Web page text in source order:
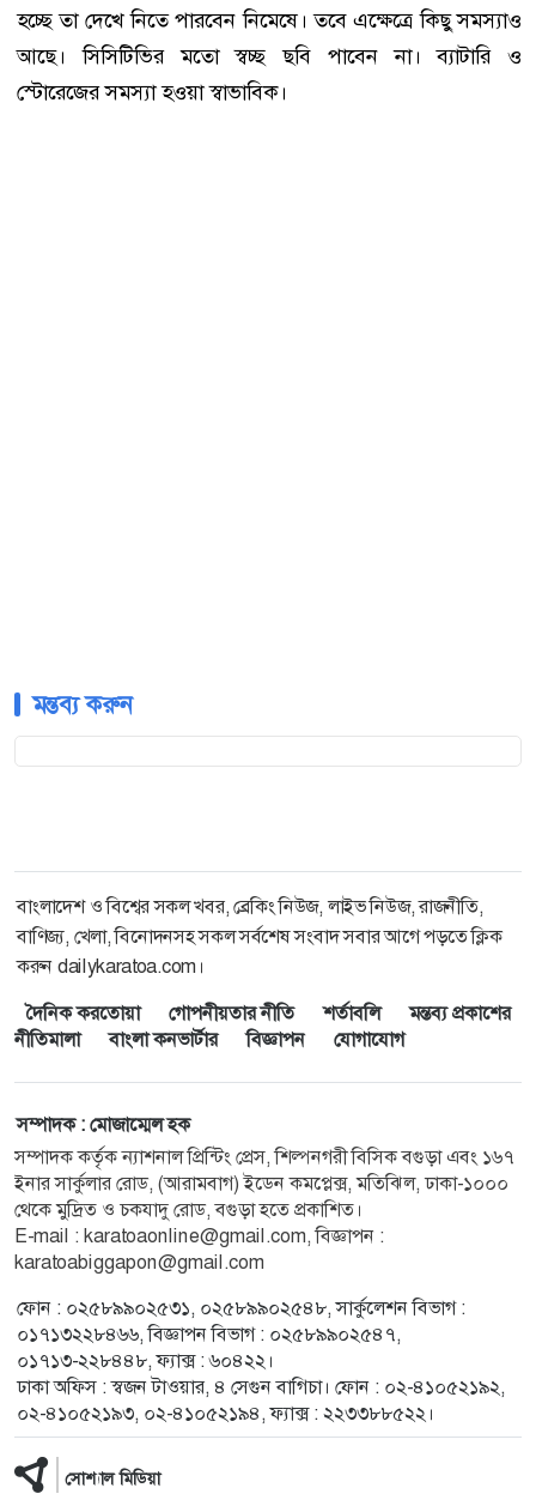
হচ্ছে তা দেখে নিতে পারবেন নিমেষে। তবে এক্ষেত্রে কিছু সমস্যাও
আছে। সিসিটিভির মতো স্বচ্ছ ছবি পাবেন না। ব্যাটারি ও
স্টোরেজের সমস্যা হওয়া স্বাভাবিক।
মন্তব্য করুন
বাংলাদেশ ও বিশ্বের সকল খবর, ব্রেকিং নিউজ, লাইভ নিউজ, রাজনীতি,
বাণিজ্য, খেলা, বিনোদনসহ সকল সর্বশেষ সংবাদ সবার আগে পড়তে ক্লিক
করুন dailykaratoa.com।
দৈনিক করতোয়া
গোপনীয়তার নীতি শর্তাবলি
মন্তব্য প্রকাশের
নীতিমালা
বাংলা কনভার্টার বিজ্ঞাপন যোগাযোগ
সম্পাদক : মোজাম্মেল হক
সম্পাদক কর্তৃক ন্যাশনাল প্রিন্টিং প্রেস, শিল্পনগরী বিসিক বগুড়া এবং ১৬৭
ইনার সার্কুলার রোড, (আরামবাগ) ইডেন কমপ্লেক্স, মতিঝিল, ঢাকা-১০০০
থেকে মুদ্রিত ও চকযাদু রোড, বগুড়া হতে প্রকাশিত।
E-mail : karatoaonline@gmail.com, বিজ্ঞাপন :
karatoabiggapon@gmail.com
ফোন : ০২৫৮৯৯০২৫৩১, ০২৫৮৯৯০২৫৪৮, সার্কুলেশন বিভাগ :
০১৭১৩২২৮৪৬৬, বিজ্ঞাপন বিভাগ : ০২৫৮৯৯০২৫৪৭,
০১৭১৩-২২৮৪৪৮, ফ্যাক্স : ৬০৪২২।
ঢাকা অফিস : স্বজন টাওয়ার, ৪ সেগুন বাগিচা। ফোন : ০২-৪১০৫২১৯২,
০২-৪১০৫২১৯৩, ০২-৪১০৫২১৯৪, ফ্যাক্স : ২২৩৩৮৮৫২২।
সোশ্যাল মিডিয়া